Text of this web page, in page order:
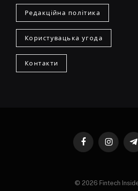
Редакційна політика
Користувацька угода
Контакти
FacebookInstagram
© 2026 Fintech